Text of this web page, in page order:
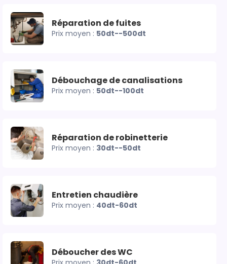
Réparation de fuites
Prix moyen : 50dt--500dt
Débouchage de canalisations
Prix moyen : 50dt--100dt
Réparation de robinetterie
Prix moyen : 30dt--50dt
Entretien chaudière
Prix moyen : 40dt-60dt
Déboucher des WC